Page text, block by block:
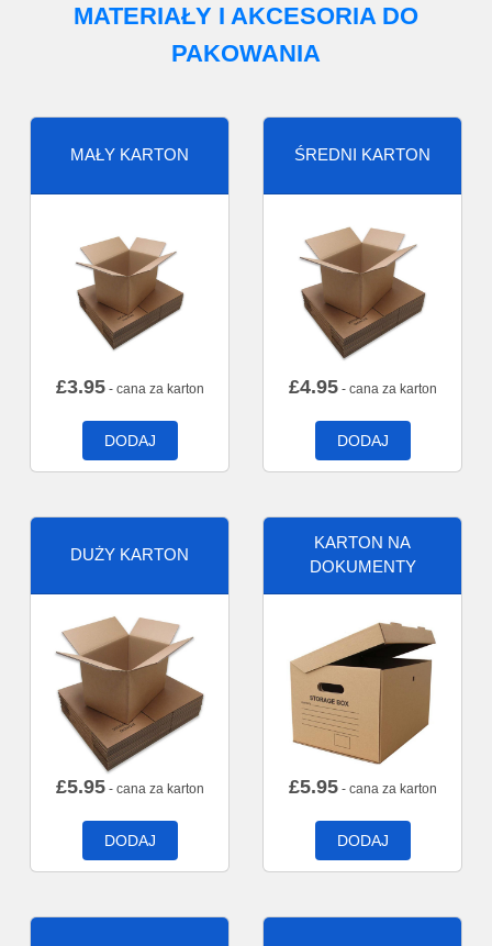
MATERIAŁY I AKCESORIA DO
PAKOWANIA
MAŁY KARTON
£3.95- cana za karton
DODAJ
ŚREDNI KARTON
£4.95- cana za karton
DODAJ
DUŻY KARTON
£5.95- cana za karton
DODAJ
KARTON NA
DOKUMENTY
£5.95- cana za karton
DODAJ